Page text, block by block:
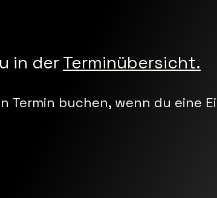
in derTerminübersicht.
Termin buchen, wenn du eine